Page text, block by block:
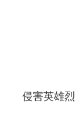
侵害英雄